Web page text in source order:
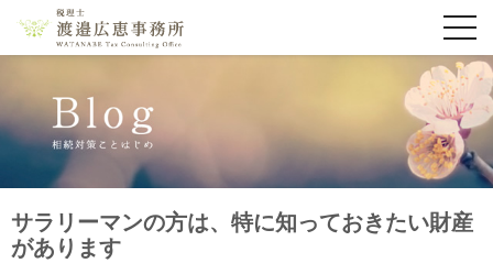
サラリーマンの方は、特に知っておきたい財産
があります